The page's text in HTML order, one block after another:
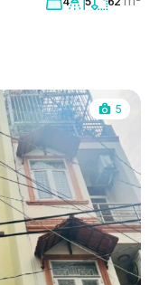
5